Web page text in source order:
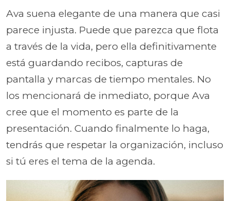
Ava suena elegante de una manera que casi
parece injusta. Puede que parezca que flota
a través de la vida, pero ella definitivamente
está guardando recibos, capturas de
pantalla y marcas de tiempo mentales. No
los mencionará de inmediato, porque Ava
cree que el momento es parte de la
presentación. Cuando finalmente lo haga,
tendrás que respetar la organización, incluso
si tú eres el tema de la agenda.